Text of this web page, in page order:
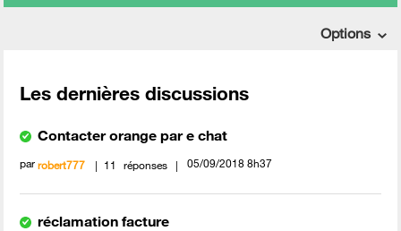
Options
Les dernières discussions
Contacter orange par e chat
parrobert777 11 réponses ‎05/09/2018 8h37
réclamation facture